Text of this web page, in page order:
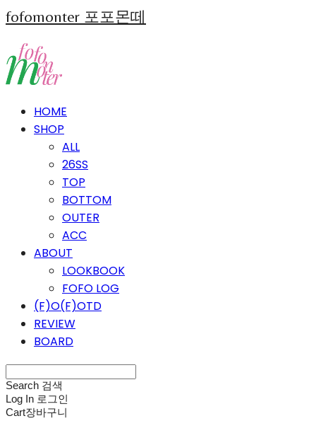
fofomonter 포포몬떼
HOME
SHOP
ALL
26SS
TOP
BOTTOM
OUTER
ACC
ABOUT
LOOKBOOK
FOFO LOG
(F)O(F)OTD
REVIEW
BOARD
Search 검색
Log In 로그인
Cart장바구니